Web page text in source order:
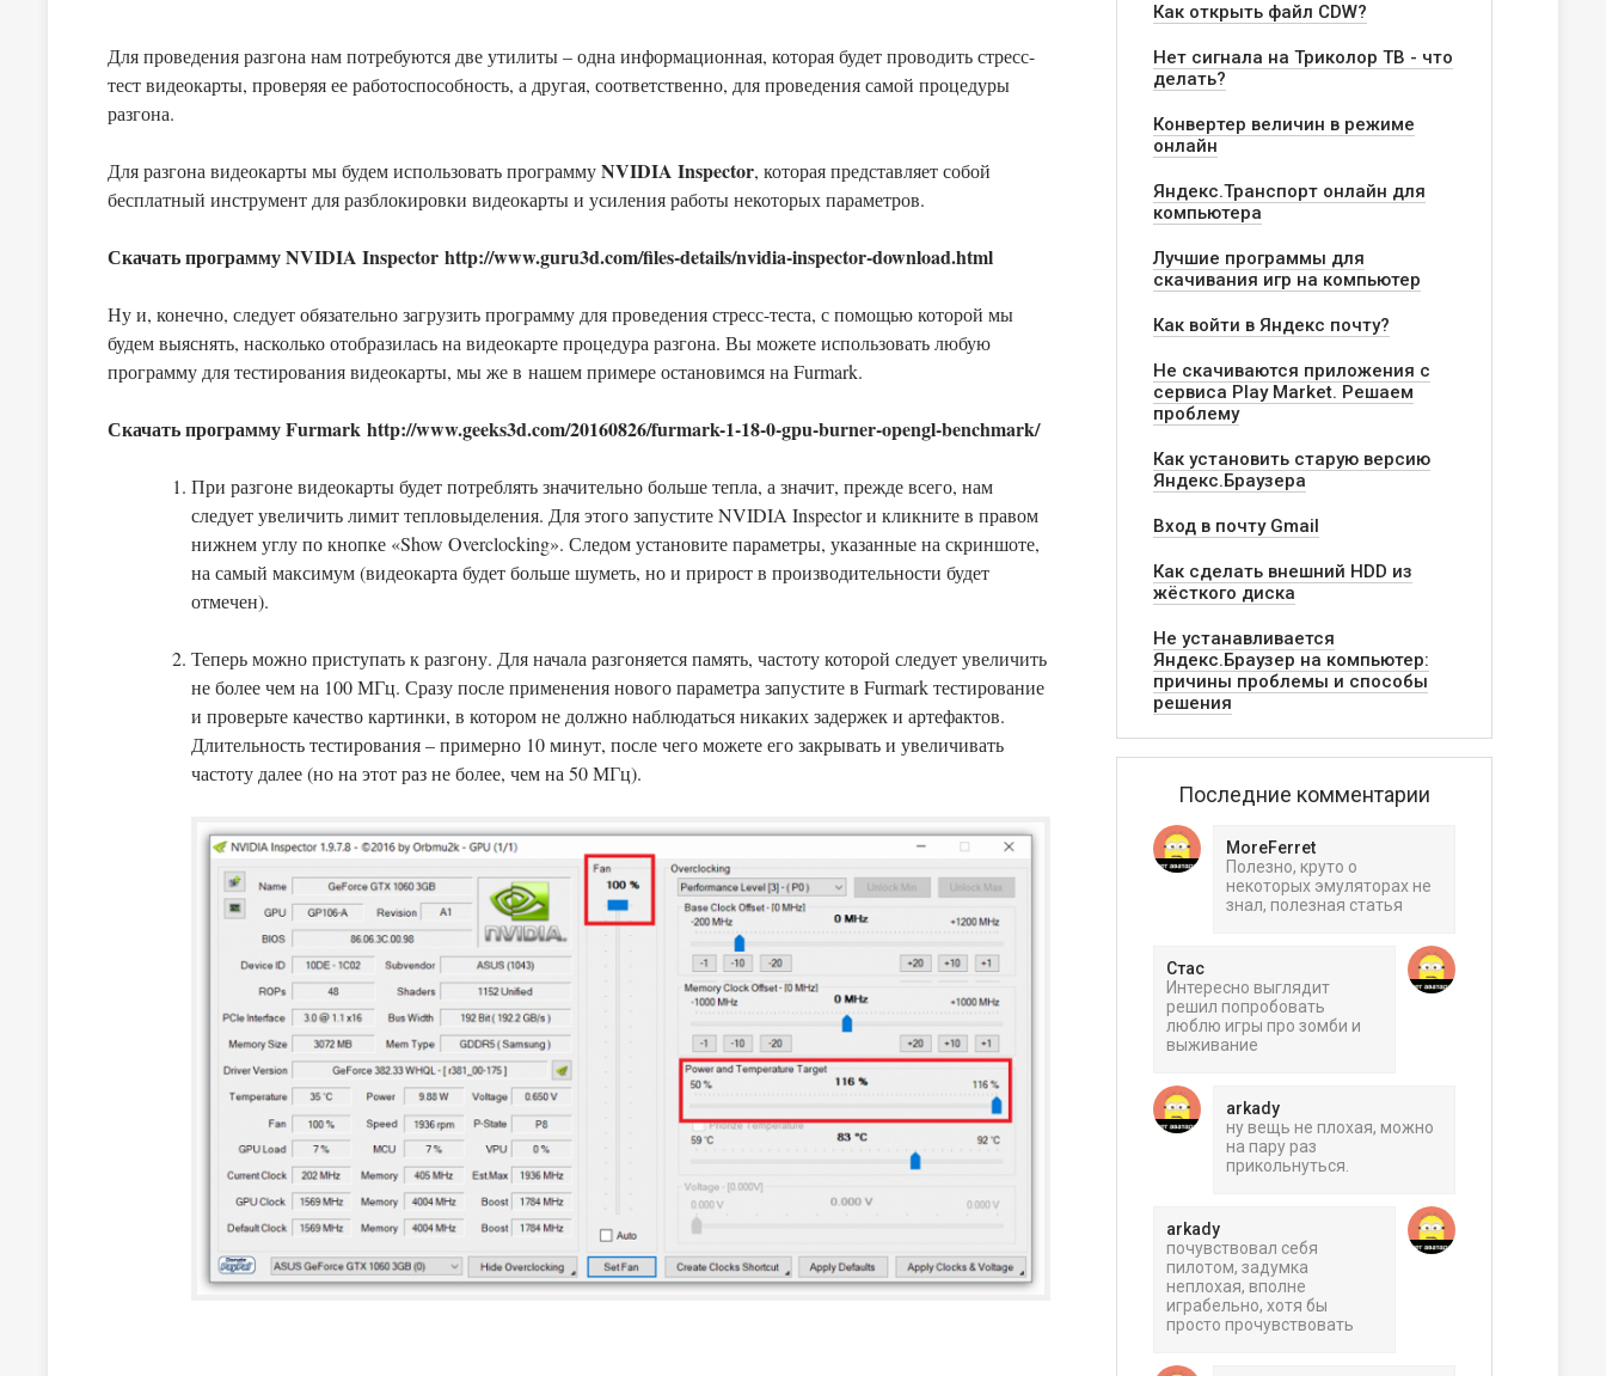
Для проведения разгона нам потребуются две утилиты – одна информационная, которая будет проводить стресс-
тест видеокарты, проверяя ее работоспособность, а другая, соответственно, для проведения самой процедуры
разгона.
Для разгона видеокарты мы будем использовать программуNVIDIA Inspector, которая представляет собой
бесплатный инструмент для разблокировки видеокарты и усиления работы некоторых параметров.
Скачать программу NVIDIA Inspector http://www.guru3d.com/files-details/nvidia-inspector-download.html
Ну и, конечно, следует обязательно загрузить программу для проведения стресс-теста, с помощью которой мы
будем выяснять, насколько отобразилась на видеокарте процедура разгона. Вы можете использовать любую
программу для тестирования видеокарты, мы же в нашем примере остановимся на Furmark.
Скачать программу Furmark http://www.geeks3d.com/20160826/furmark-1-18-0-gpu-burner-opengl-benchmark/
При разгоне видеокарты будет потреблять значительно больше тепла, а значит, прежде всего, нам
следует увеличить лимит тепловыделения. Для этого запустите NVIDIA Inspector и кликните в правом
нижнем углу по кнопке «Show Overclocking». Следом установите параметры, указанные на скриншоте,
на самый максимум (видеокарта будет больше шуметь, но и прирост в производительности будет
отмечен).
Теперь можно приступать к разгону. Для начала разгоняется память, частоту которой следует увеличить
не более чем на 100 МГц. Сразу после применения нового параметра запустите в Furmark тестирование
и проверьте качество картинки, в котором не должно наблюдаться никаких задержек и артефактов.
Длительность тестирования – примерно 10 минут, после чего можете его закрывать и увеличивать
частоту далее (но на этот раз не более, чем на 50 МГц).
Как открыть файл CDW?
Нет сигнала на Триколор ТВ - что
делать?
Конвертер величин в режиме
онлайн
Яндекс.Транспорт онлайн для
компьютера
Лучшие программы для
скачивания игр на компьютер
Как войти в Яндекс почту?
Не скачиваются приложения с
сервиса Play Market. Решаем
проблему
Как установить старую версию
Яндекс.Браузера
Вход в почту Gmail
Как сделать внешний HDD из
жёсткого диска
Не устанавливается
Яндекс.Браузер на компьютер:
причины проблемы и способы
решения
Последние комментарии
MoreFerret
Полезно, круто о
некоторых эмуляторах не
знал, полезная статья
Стас
Интересно выглядит
решил попробовать
люблю игры про зомби и
выживание
arkady
ну вещь не плохая, можно
на пару раз
прикольнуться.
arkady
почувствовал себя
пилотом, задумка
неплохая, вполне
играбельно, хотя бы
просто прочувствовать